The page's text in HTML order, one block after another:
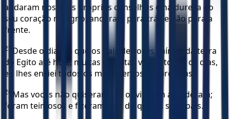
andaram nos seus próprios conselhos e na dureza do
seu coração maligno; andaram para trás e não para a
frente.
25 Desde o dia em que os pais de vocês saíram da terra
do Egito até hoje, muitas e muitas vezes, todos os dias,
eu lhes enviei todos os meus servos, os profetas.
26 Mas vocês não quiseram me ouvir, nem atenderam;
foram teimosos e fizeram pior do que os seus pais.